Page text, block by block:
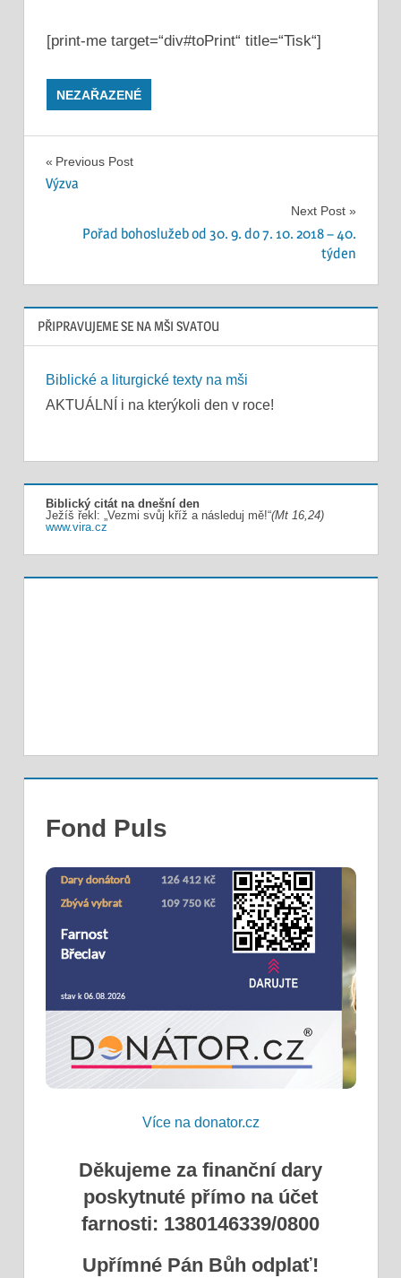
[print-me target=“div#toPrint“ title=“Tisk“]
NEZAŘAZENÉ
Navigace
příspěvek
Previous Post
Výzva
Next Post
Pořad bohoslužeb od 30. 9. do 7. 10. 2018 – 40.
týden
PŘIPRAVUJEME SE NA MŠI SVATOU
Biblické a liturgické texty na mši
AKTUÁLNÍ i na kterýkoli den v roce!
Biblický citát na dnešní den
Ježíš řekl: „Vezmi svůj kříž a následuj mě!“(Mt 16,24)
www.vira.cz
Fond Puls
Více na donator.cz
Děkujeme za finanční dary
poskytnuté přímo na účet
farnosti: 1380146339/0800
Upřímné Pán Bůh odplať!